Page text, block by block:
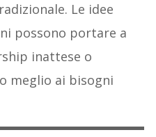
Le idee
possono portare a
inattese o
meglio ai bisogni